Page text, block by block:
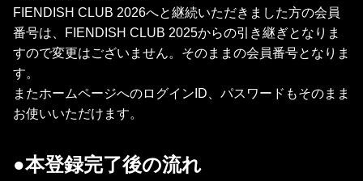
FIENDISH CLUB 2026へと継続いただきました方の会員
番号は、FIENDISH CLUB 2025からの引き継ぎとなりま
すので変更はございません。そのままの会員番号となりま
す。
またホームページへのログインID、パスワードもそのまま
お使いいただけます。
●本登録完了後の流れ